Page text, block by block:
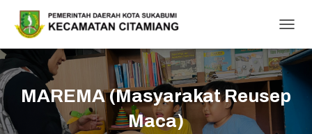
O
G
G
E
MAREMA (Masyarakat Reusep
Maca)